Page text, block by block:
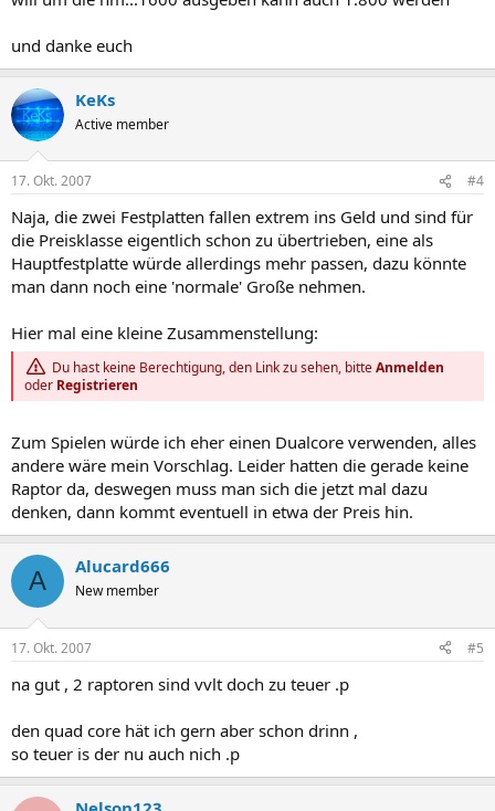
und danke euch
KeKs
Active member
17. Okt. 2007 #4
Naja, die zwei Festplatten fallen extrem ins Geld und sind für
die Preisklasse eigentlich schon zu übertrieben, eine als
Hauptfestplatte würde allerdings mehr passen, dazu könnte
man dann noch eine 'normale' Große nehmen.
Hier mal eine kleine Zusammenstellung:
Du hast keine Berechtigung, den Link zu sehen, bitteAnmelden
oder Registrieren
Zum Spielen würde ich eher einen Dualcore verwenden, alles
andere wäre mein Vorschlag. Leider hatten die gerade keine
Raptor da, deswegen muss man sich die jetzt mal dazu
denken, dann kommt eventuell in etwa der Preis hin.
A Alucard666
New member
17. Okt. 2007 #5
na gut , 2 raptoren sind vvlt doch zu teuer .p
den quad core hät ich gern aber schon drinn ,
so teuer is der nu auch nich .p